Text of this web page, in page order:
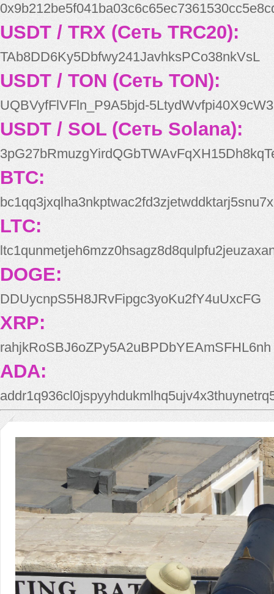
USDT / TRX (Сеть TRC20):
TAb8DD6Ky5Dbfwy241JavhksPCo38nkVsL
USDT / TON (Сеть TON):
UQBVyfFlVFln_P9A5bjd-
USDT / SOL (Сеть Solana):
BTC:
bc1qq3jxqlha3nkptwac2fd3zjetwddktarj5snu7x
LTC:
DOGE:
DDUycnpS5H8JRvFipgc3yoKu2fY4uUxcFG
XRP:
rahjkRoSBJ6oZPy5A2uBPDbYEAmSFHL6nh
ADA: